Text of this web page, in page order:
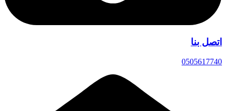
اتصل بنا
0505617740